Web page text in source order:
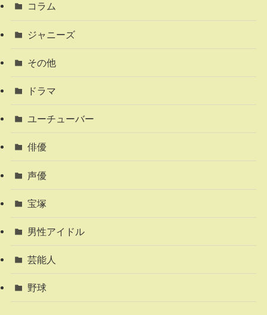
コラム
ジャニーズ
その他
ドラマ
ユーチューバー
俳優
声優
宝塚
男性アイドル
芸能人
野球